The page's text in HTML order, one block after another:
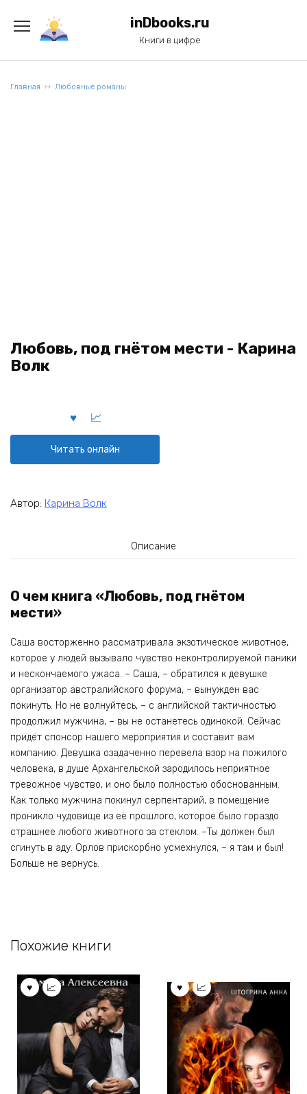
содержанию
inDbooks.ru
Книги в цифре
Главная Любовные романы
Любовь, под гнётом мести - Карина
Волк
Читать онлайн
Автор: Карина Волк
Описание
О чем книга «Любовь, под гнётом
мести»
Саша восторженно рассматривала экзотическое животное,
которое у людей вызывало чувство неконтролируемой паники
и нескончаемого ужаса. – Саша, – обратился к девушке
организатор австралийского форума, – вынужден вас
покинуть. Но не волнуйтесь, – с английской тактичностью
продолжил мужчина, – вы не останетесь одинокой. Сейчас
придёт спонсор нашего мероприятия и составит вам
компанию. Девушка озадаченно перевела взор на пожилого
человека, в душе Архангельской зародилось неприятное
тревожное чувство, и оно было полностью обоснованным.
Как только мужчина покинул серпентарий, в помещение
проникло чудовище из её прошлого, которое было гораздо
страшнее любого животного за стеклом. –Ты должен был
сгинуть в аду. Орлов прискорбно усмехнулся, – я там и был!
Больше не вернусь.
Похожие книги